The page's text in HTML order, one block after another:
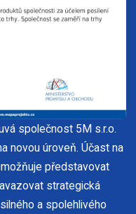
společnost 5M s.r.o.
novou úroveň. Účast na
představovat
strategická
a spolehlivého